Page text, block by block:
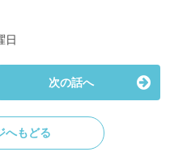
日
次の話へ
へもどる